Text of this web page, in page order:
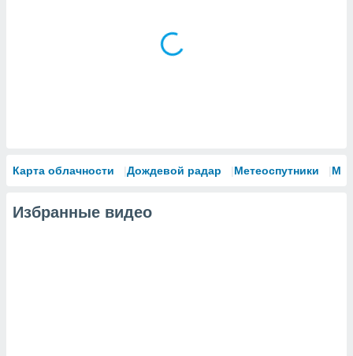
Карта облачности Дождевой радар Метеоспутники
Избранные видео